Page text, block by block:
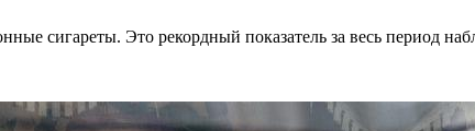
сигареты. Это рекордный показатель за весь период